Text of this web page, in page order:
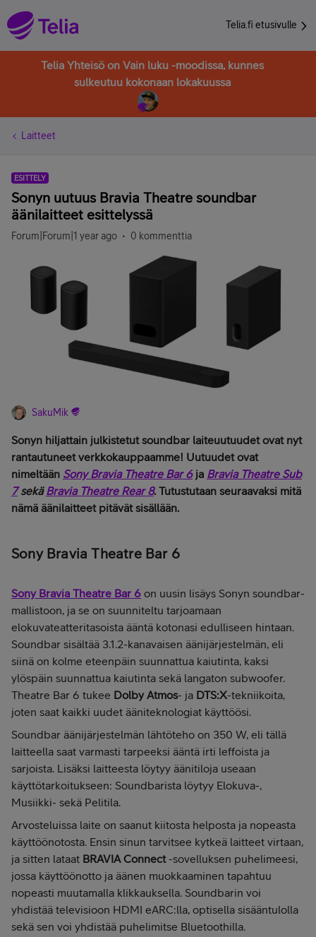
Telia.fi etusivulle
Telia Yhteisö on Vain luku -moodissa, kunnes
sulkeutuu kokonaan lokakuussa
Laitteet
ESITTELY
Sonyn uutuus Bravia Theatre soundbar
äänilaitteet esittelyssä
Forum|Forum|1 year ago 0 kommenttia
SakuMik
Sonyn hiljattain julkistetut soundbar laiteuutuudet ovat nyt
rantautuneet verkkokauppaamme! Uutuudet ovat
nimeltään Sony Bravia Theatre Bar 6ja Bravia Theatre Sub
7sekäBravia Theatre Rear 8. Tutustutaan seuraavaksi mitä
nämä äänilaitteet pitävät sisällään.
Sony Bravia Theatre Bar 6
Sony Bravia Theatre Bar 6 on uusin lisäys Sonyn soundbar-
mallistoon, ja se on suunniteltu tarjoamaan
elokuvateatteritasoista ääntä kotonasi edulliseen hintaan.
Soundbar sisältää 3.1.2-kanavaisen äänijärjestelmän, eli
siinä on kolme eteenpäin suunnattua kaiutinta, kaksi
ylöspäin suunnattua kaiutinta sekä langaton subwoofer.
Theatre Bar 6 tukee Dolby Atmos- ja DTS:X-tekniikoita,
joten saat kaikki uudet ääniteknologiat käyttöösi.
Soundbar äänijärjestelmän lähtöteho on 350 W, eli tällä
laitteella saat varmasti tarpeeksi ääntä irti leffoista ja
sarjoista. Lisäksi laitteesta löytyy äänitiloja useaan
käyttötarkoitukseen: Soundbarista löytyy Elokuva-,
Musiikki- sekä Pelitila.
Arvosteluissa laite on saanut kiitosta helposta ja nopeasta
käyttöönotosta. Ensin sinun tarvitsee kytkeä laitteet virtaan,
ja sitten lataat BRAVIA Connect-sovelluksen puhelimeesi,
jossa käyttöönotto ja äänen muokkaaminen tapahtuu
nopeasti muutamalla klikkauksella. Soundbarin voi
yhdistää televisioon HDMI eARC:lla, optisella sisääntulolla
sekä sen voi yhdistää puhelimitse Bluetoothilla.